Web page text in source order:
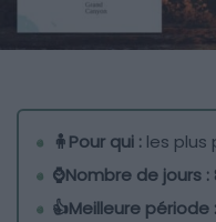
🧍Pour qui : les plus
⌚Nombre de jours :
👍Meilleure période :